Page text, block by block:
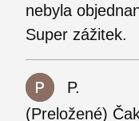
nebyla
Super zážitek.
P.
(Preložené)